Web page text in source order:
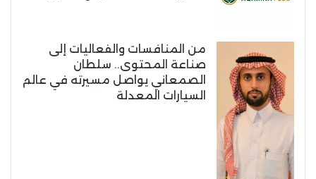
من المنافسات والفعاليات إلى
صناعة المحتوى.. سلطان
الصمعاني يواصل مسيرته في عالم
السيارات المعدلة